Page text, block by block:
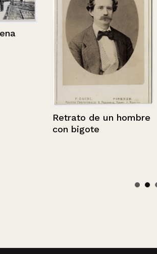
Retrato de un hombre
con bigote